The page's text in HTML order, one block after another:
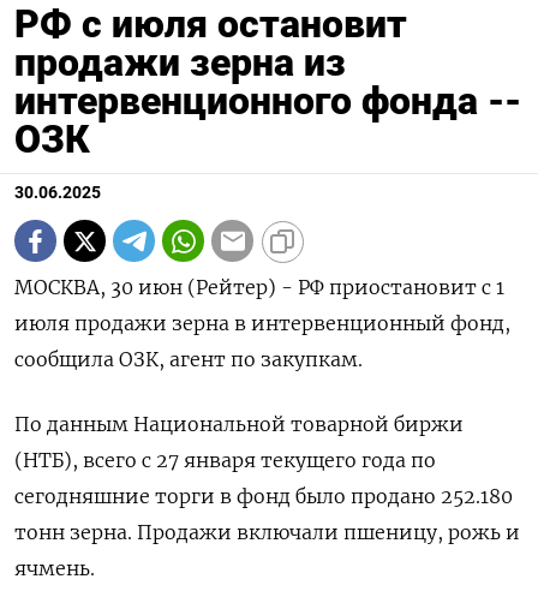
РФ с июля остановит
продажи зерна из
интервенционного фонда --
ОЗК
30.06.2025
МОСКВА, 30 июн (Рейтер) - РФ приостановит с 1
июля продажи зерна в интервенционный фонд,
сообщила ОЗК, агент по закупкам.
По данным Национальной товарной биржи
(НТБ), всего с 27 января текущего года по
сегодняшние торги в фонд было продано 252.180
тонн зерна. Продажи включали пшеницу, рожь и
ячмень.